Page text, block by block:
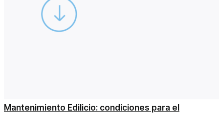
Mantenimiento Edilicio: condiciones para el